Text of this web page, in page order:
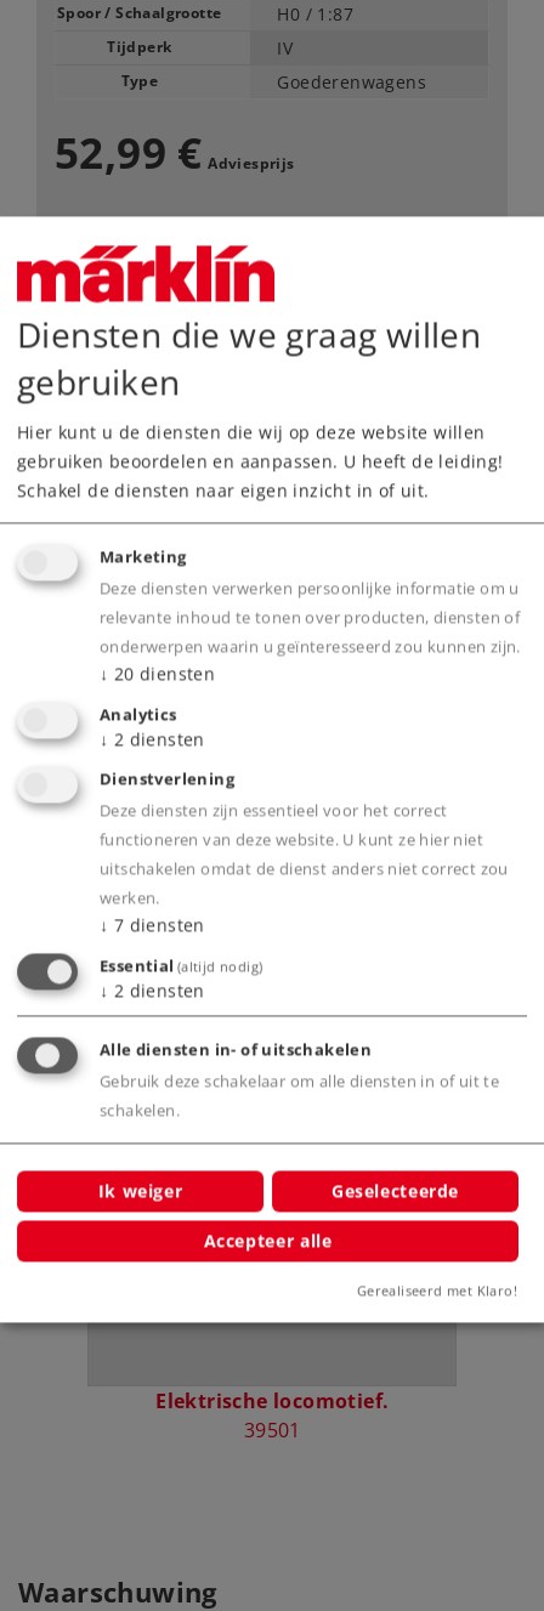
Spoor / Schaalgrootte H0 / 1:87
Tijdperk IV
Type Goederenwagens
52,99 € Adviesprijs
Leverbaar vanaf fabriek.
Webwinkel
Dealer zoeken
Downloads
Onderdelen bestellen
Product
Productinfo
Grootbedrijf
Bijbehorende producten
Elektrische locomotief.
39501
Waarschuwing
Diensten die we graag willen
gebruiken
Hier kunt u de diensten die wij op deze website willen
gebruiken beoordelen en aanpassen. U heeft de leiding!
Schakel de diensten naar eigen inzicht in of uit.
Marketing
Deze diensten verwerken persoonlijke informatie om u
relevante inhoud te tonen over producten, diensten of
onderwerpen waarin u geïnteresseerd zou kunnen zijn.
↓ 20 diensten
Analytics
↓ 2 diensten
Dienstverlening
Deze diensten zijn essentieel voor het correct
functioneren van deze website. U kunt ze hier niet
uitschakelen omdat de dienst anders niet correct zou
werken.
↓ 7 diensten
Essential (altijd nodig)
↓ 2 diensten
Alle diensten in- of uitschakelen
Gebruik deze schakelaar om alle diensten in of uit te
schakelen.
Ik weiger Geselecteerde
Accepteer alle
Gerealiseerd met Klaro!